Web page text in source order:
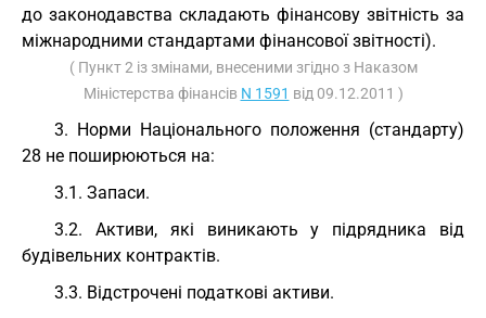
до законодавства складають фінансову звітність за
міжнародними стандартами фінансової звітності).
( Пункт 2 із змінами, внесеними згідно з Наказом
Міністерства фінансів N 1591 від 09.12.2011 )
3. Норми Національного положення (стандарту)
28 не поширюються на:
3.1. Запаси.
3.2. Активи, які виникають у підрядника від
будівельних контрактів.
3.3. Відстрочені податкові активи.